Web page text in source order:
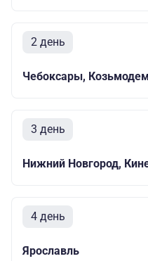
2 день
Чебоксары,
3 день
Нижний Новгород,
4 день
Ярославль